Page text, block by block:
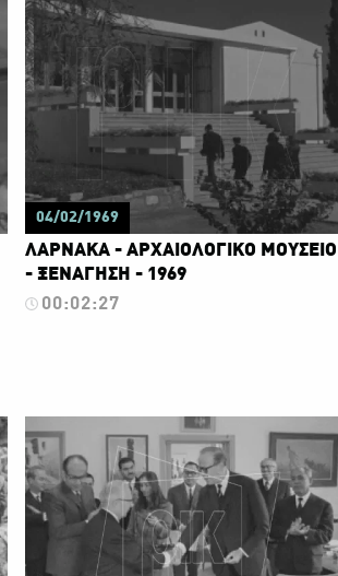
04/02/1969
ΛΑΡΝΑΚΑ - ΑΡΧΑΙΟΛΟΓΙΚΟ ΜΟΥΣΕΙΟ
- ΞΕΝΑΓΗΣΗ - 1969
00:02:27